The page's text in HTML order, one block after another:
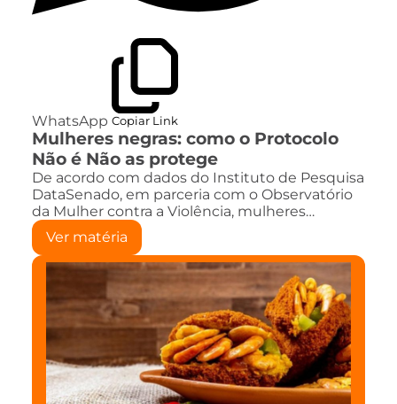
WhatsApp Copiar Link
Mulheres negras: como o Protocolo
Não é Não as protege
De acordo com dados do Instituto de Pesquisa
DataSenado, em parceria com o Observatório
da Mulher contra a Violência, mulheres…
Ver matéria